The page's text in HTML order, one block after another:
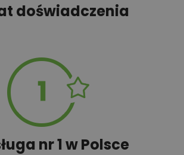
doświadczenia
nr 1 w Polsce